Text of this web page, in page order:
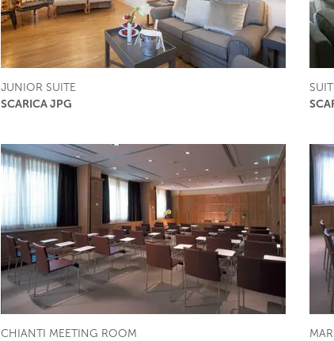
JUNIOR SUITE
SCARICA JPG
CHIANTI MEETING ROOM